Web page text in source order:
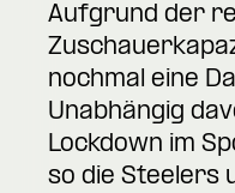
Aufgrund der
nochmal eine
Unabhängig
Lockdown im
so die Steelers